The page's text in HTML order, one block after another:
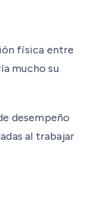
física entre
mucho su
desempeño
al trabajar